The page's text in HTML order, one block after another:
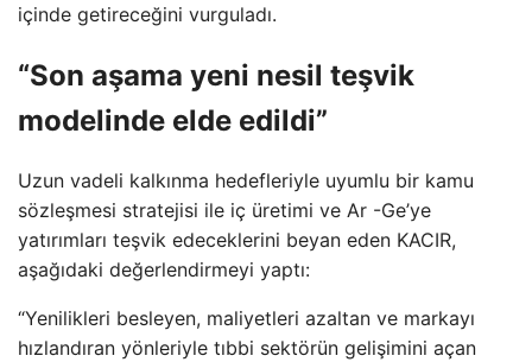
içinde getireceğini vurguladı.
“Son aşama yeni nesil teşvik
modelinde elde edildi”
Uzun vadeli kalkınma hedefleriyle uyumlu bir kamu
sözleşmesi stratejisi ile iç üretimi ve Ar -Ge’ye
yatırımları teşvik edeceklerini beyan eden KACIR,
aşağıdaki değerlendirmeyi yaptı:
“Yenilikleri besleyen, maliyetleri azaltan ve markayı
hızlandıran yönleriyle tıbbi sektörün gelişimini açan